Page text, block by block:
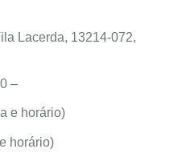
Lacerda, 13214-072,
–
e horário)
horário)